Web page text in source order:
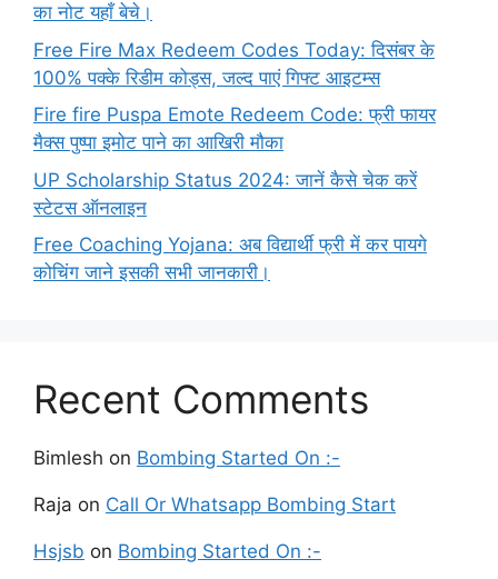
का नोट यहाँ बेचे।
Free Fire Max Redeem Codes Today: दिसंबर के
100% पक्के रिडीम कोड्स, जल्द पाएं गिफ्ट आइटम्स
Fire fire Puspa Emote Redeem Code: फ्री फायर
मैक्स पुष्पा इमोट पाने का आखिरी मौका
UP Scholarship Status 2024: जानें कैसे चेक करें
स्टेटस ऑनलाइन
Free Coaching Yojana: अब विद्यार्थी फ्री में कर पायगे
कोचिंग जाने इसकी सभी जानकारी।
Recent Comments
Bimlesh on Bombing Started On :-
Raja on Call Or Whatsapp Bombing Start
Hsjsb on Bombing Started On :-